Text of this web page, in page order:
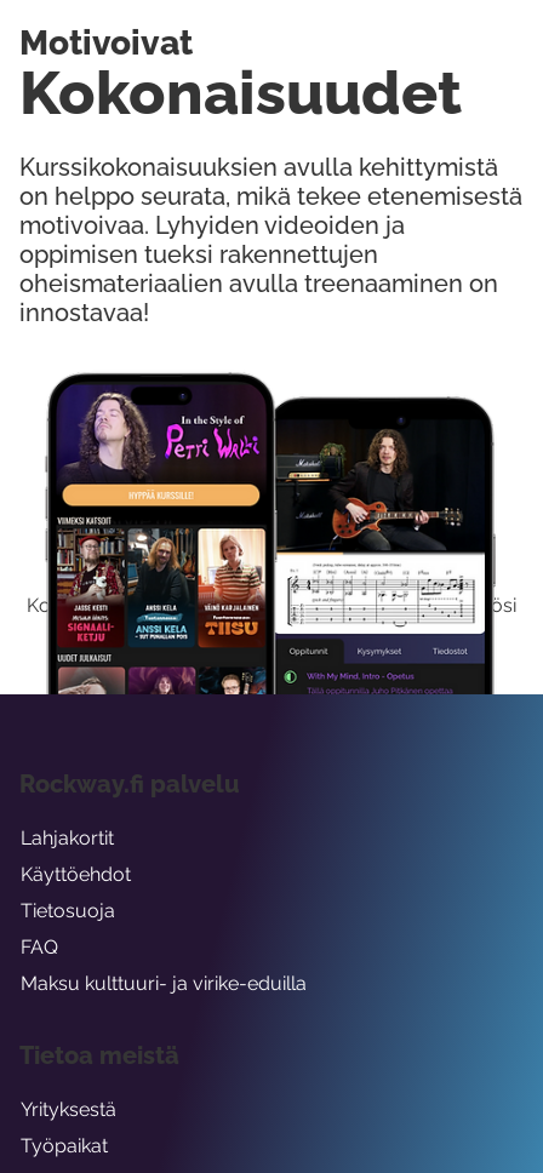
Kokeile Ilmaiseksi
Kokeilemalla ilmaiseksi saat koko sisältömme käyttöösi
viikon ajaksi.
Kurssikokonaisuuksien avulla kehittymistä
on helppo seurata, mikä tekee etenemisestä
motivoivaa. Lyhyiden videoiden ja
oppimisen tueksi rakennettujen
oheismateriaalien avulla treenaaminen on
innostavaa!
Kokonaisuudet
Motivoivat
Rockway.fi palvelu
Lahjakortit
Käyttöehdot
Tietosuoja
FAQ
Maksu kulttuuri- ja virike-eduilla
Tietoa meistä
Yrityksestä
Työpaikat